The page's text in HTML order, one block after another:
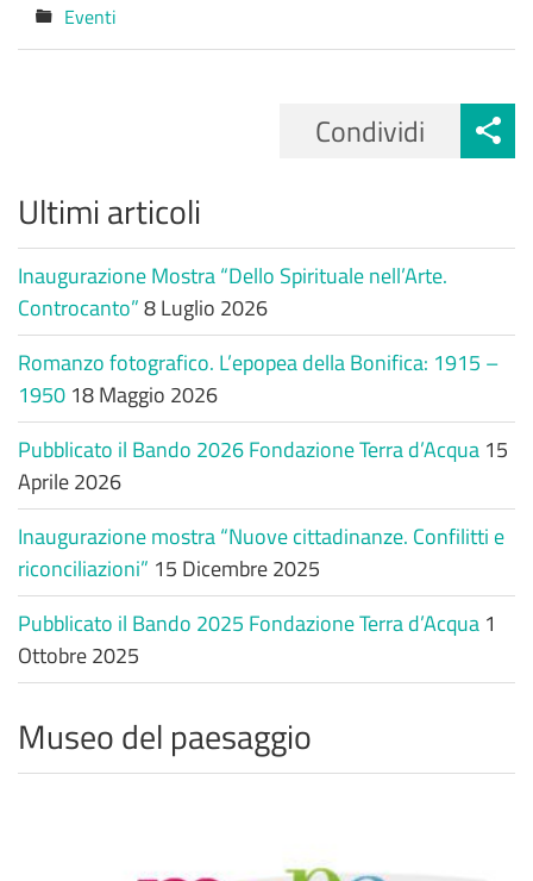
Categorie
Eventi
Condividi
Ultimi articoli
Inaugurazione Mostra “Dello Spirituale nell’Arte.
Controcanto”8 Luglio 2026
Romanzo fotografico. L’epopea della Bonifica: 1915 –
1950 18 Maggio 2026
Pubblicato il Bando 2026 Fondazione Terra d’Acqua 15
Aprile 2026
Inaugurazione mostra “Nuove cittadinanze. Confilitti e
riconciliazioni” 15 Dicembre 2025
Pubblicato il Bando 2025 Fondazione Terra d’Acqua 1
Ottobre 2025
Museo del paesaggio